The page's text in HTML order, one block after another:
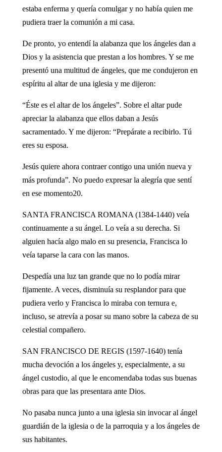
estaba enferma y quería comulgar y no había quien me
pudiera traer la comunión a mi casa.
De pronto, yo entendí la alabanza que los ángeles dan a
Dios y la asistencia que prestan a los hombres. Y se me
presentó una multitud de ángeles, que me condujeron en
espíritu al altar de una iglesia y me dijeron:
“Éste es el altar de los ángeles”. Sobre el altar pude
apreciar la alabanza que ellos daban a Jesús
sacramentado. Y me dijeron: “Prepárate a recibirlo. Tú
eres su esposa.
Jesús quiere ahora contraer contigo una unión nueva y
más profunda”. No puedo expresar la alegría que sentí
en ese momento20.
SANTA FRANCISCA ROMANA (1384-1440) veía
continuamente a su ángel. Lo veía a su derecha. Si
alguien hacía algo malo en su presencia, Francisca lo
veía taparse la cara con las manos.
Despedía una luz tan grande que no lo podía mirar
fijamente. A veces, disminuía su resplandor para que
pudiera verlo y Francisca lo miraba con ternura e,
incluso, se atrevía a posar su mano sobre la cabeza de su
celestial compañero.
SAN FRANCISCO DE REGIS (1597-1640) tenía
mucha devoción a los ángeles y, especialmente, a su
ángel custodio, al que le encomendaba todas sus buenas
obras para que las presentara ante Dios.
No pasaba nunca junto a una iglesia sin invocar al ángel
guardián de la iglesia o de la parroquia y a los ángeles de
sus habitantes.